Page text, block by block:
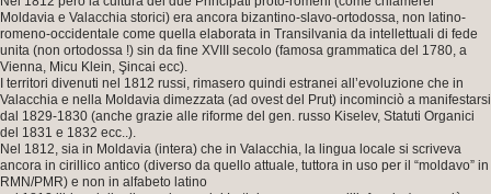
Moldavia e Valacchia storici) era ancora bizantino-slavo-ortodossa, non latino-
romeno-occidentale come quella elaborata in Transilvania da intellettuali di fede
unita (non ortodossa !) sin da fine XVIII secolo (famosa grammatica del 1780, a
Vienna, Micu Klein, Şincai ecc).
I territori divenuti nel 1812 russi, rimasero quindi estranei all’evoluzione che in
Valacchia e nella Moldavia dimezzata (ad ovest del Prut) incominciò a manifestarsi
dal 1829-1830 (anche grazie alle riforme del gen. russo Kiselev, Statuti Organici
del 1831 e 1832 ecc..).
Nel 1812, sia in Moldavia (intera) che in Valacchia, la lingua locale si scriveva
ancora in cirillico antico (diverso da quello attuale, tuttora in uso per il “moldavo” in
RMN/PMR) e non in alfabeto latino